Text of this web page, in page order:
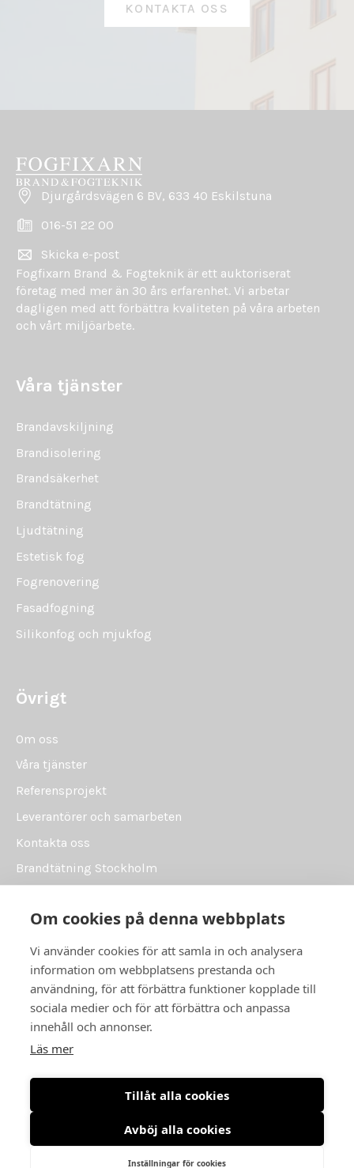
Om cookies på denna webbplats
Vi använder cookies för att samla in och analysera
information om webbplatsens prestanda och
användning, för att förbättra funktioner kopplade till
sociala medier och för att förbättra och anpassa
innehåll och annonser.
Läs mer
Tillåt alla cookies
Avböj alla cookies
Inställningar för cookies
KONTAKTA OSS
Djurgårdsvägen 6 BV, 633 40 Eskilstuna
016-51 22 00
Skicka e-post
Fogfixarn Brand & Fogteknik är ett auktoriserat
företag med mer än 30 års erfarenhet. Vi arbetar
dagligen med att förbättra kvaliteten på våra arbeten
och vårt miljöarbete.
Våra tjänster
Brandavskiljning
Brandisolering
Brandsäkerhet
Brandtätning
Ljudtätning
Estetisk fog
Fogrenovering
Fasadfogning
Silikonfog och mjukfog
Övrigt
Om oss
Våra tjänster
Referensprojekt
Leverantörer och samarbeten
Kontakta oss
Brandtätning Stockholm
Brandtätning Västerås
Brandtätning Örebro
Följ oss
IntegritetspolicyCookiepolicy